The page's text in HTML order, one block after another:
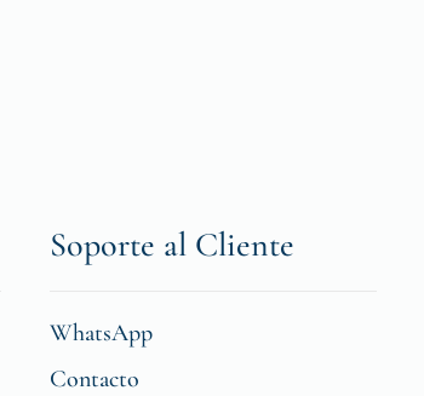
Soporte al Cliente
WhatsApp
Contacto